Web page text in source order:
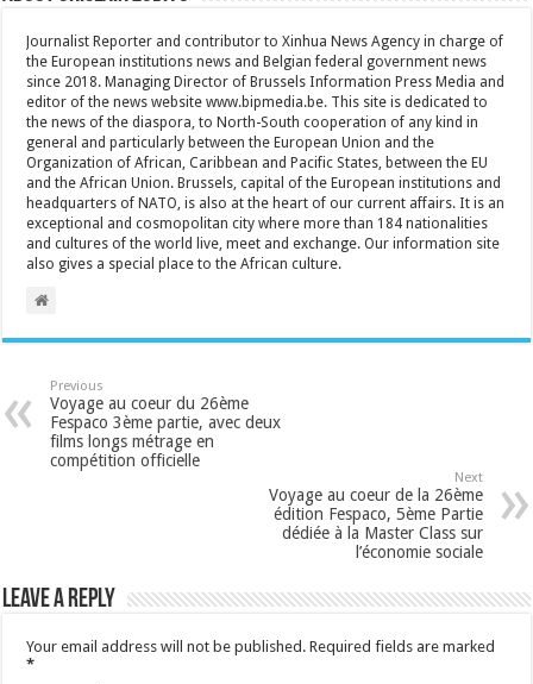
Journalist Reporter and contributor to Xinhua News Agency in charge of
the European institutions news and Belgian federal government news
since 2018. Managing Director of Brussels Information Press Media and
editor of the news website www.bipmedia.be. This site is dedicated to
the news of the diaspora, to North-South cooperation of any kind in
general and particularly between the European Union and the
Organization of African, Caribbean and Pacific States, between the EU
and the African Union. Brussels, capital of the European institutions and
headquarters of NATO, is also at the heart of our current affairs. It is an
exceptional and cosmopolitan city where more than 184 nationalities
and cultures of the world live, meet and exchange. Our information site
also gives a special place to the African culture.
Previous
Voyage au coeur du 26ème
Fespaco 3ème partie, avec deux
films longs métrage en
compétition officielle
Next
Voyage au coeur de la 26ème
édition Fespaco, 5ème Partie
dédiée à la Master Class sur
l’économie sociale
Leave a Reply
Your email address will not be published. Required fields are marked
*